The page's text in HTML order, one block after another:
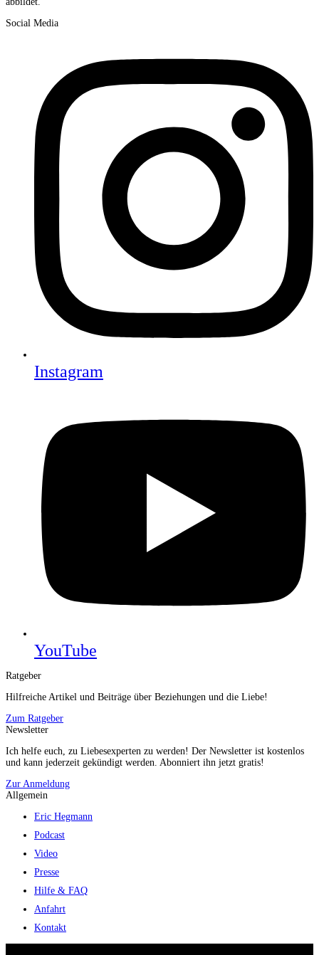
Social Media
Instagram
YouTube
Ratgeber
Hilfreiche Artikel und Beiträge über Beziehungen und die Liebe!
Zum Ratgeber
Newsletter
Ich helfe euch, zu Liebesexperten zu werden! Der Newsletter ist kostenlos
und kann jederzeit gekündigt werden. Abonniert ihn jetzt gratis!
Zur Anmeldung
Allgemein
Eric Hegmann
Podcast
Video
Presse
Hilfe & FAQ
Anfahrt
Kontakt